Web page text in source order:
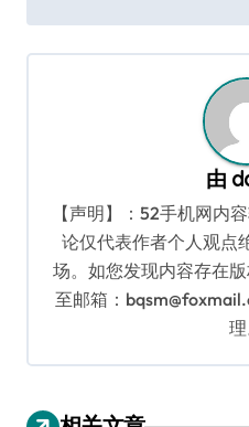
由
【声明】：52手机网内
论仅代表作者个人观点
场。如您发现内容存在
至邮箱：
理